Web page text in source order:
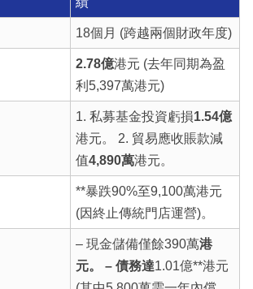
18個月 (跨越兩個財政年度)
2.78億港元 (去年同期為盈
利5,397萬港元)
1. 私募基金投資虧損1.54億
港元。 2. 貿易應收賬款減
值4,890萬港元。
**暴跌90%至9,100萬港元
(因終止傳統門店運營)。
– 現金儲備僅餘390萬港
元。 – 債務達1.01億**港元